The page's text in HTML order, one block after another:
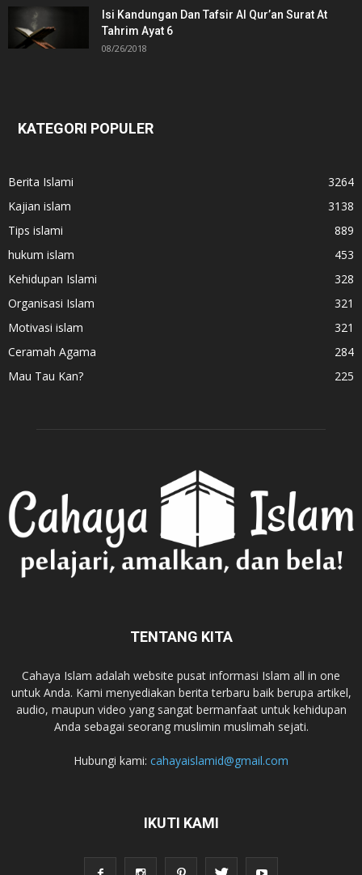
Isi Kandungan Dan Tafsir Al Qur’an Surat At
Tahrim Ayat 6
08/26/2018
KATEGORI POPULER
Berita Islami
3264
Kajian islam
3138
Tips islami
889
hukum islam
453
Kehidupan Islami
328
Organisasi Islam
321
Motivasi islam
321
Ceramah Agama
284
Mau Tau Kan?
225
TENTANG KITA
Cahaya Islam adalah website pusat informasi Islam all in one
untuk Anda. Kami menyediakan berita terbaru baik berupa artikel,
audio, maupun video yang sangat bermanfaat untuk kehidupan
Anda sebagai seorang muslimin muslimah sejati.
Hubungi kami: cahayaislamid@gmail.com
IKUTI KAMI